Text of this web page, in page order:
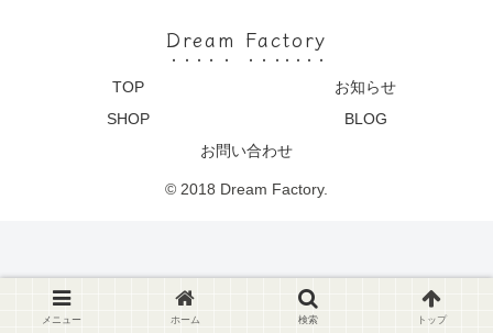
Dream Factory
TOP
お知らせ
SHOP
BLOG
お問い合わせ
© 2018 Dream Factory.
メニュー ホーム 検索 トップ